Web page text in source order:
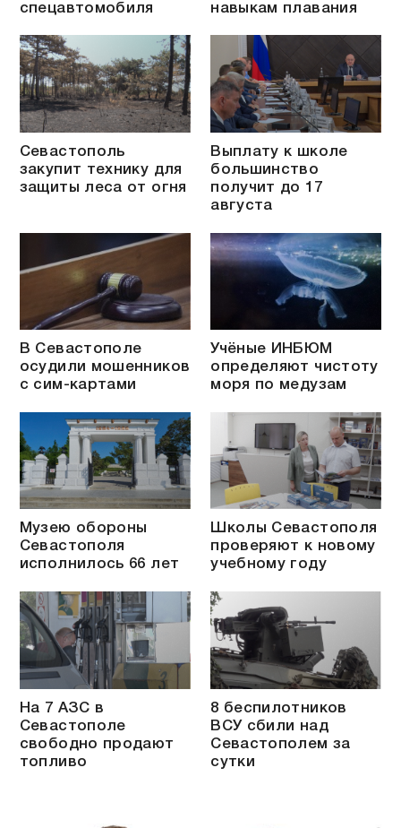
спецавтомобиля
навыкам плавания
Севастополь
закупит технику для
защиты леса от огня
Выплату к школе
большинство
получит до 17
августа
В Севастополе
осудили мошенников
с сим-картами
Учёные ИНБЮМ
определяют чистоту
моря по медузам
Музею обороны
Севастополя
исполнилось 66 лет
Школы Севастополя
проверяют к новому
учебному году
На 7 АЗС в
Севастополе
свободно продают
топливо
8 беспилотников
ВСУ сбили над
Севастополем за
сутки